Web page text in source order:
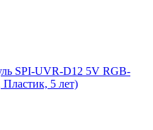
SPI-UVR-D12 5V RGB-
5 лет)